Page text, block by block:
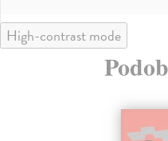
High-contrast mode